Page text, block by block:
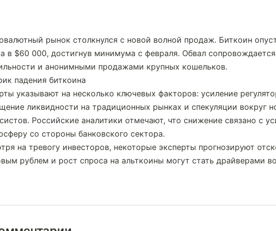
рынок столкнулся с новой волной продаж. Биткоин
в $60 000, достигнув минимума с февраля. Обвал
и анонимными продажами крупных кошельков.
указывают на несколько ключевых факторов: усиление
ликвидности на традиционных рынках и спекуляции вокруг
Российские аналитики отмечают, что снижение связано с
со стороны банковского сектора.
на тревогу инвесторов, некоторые эксперты прогнозируют
рублем и рост спроса на альткоины могут стать драйверами